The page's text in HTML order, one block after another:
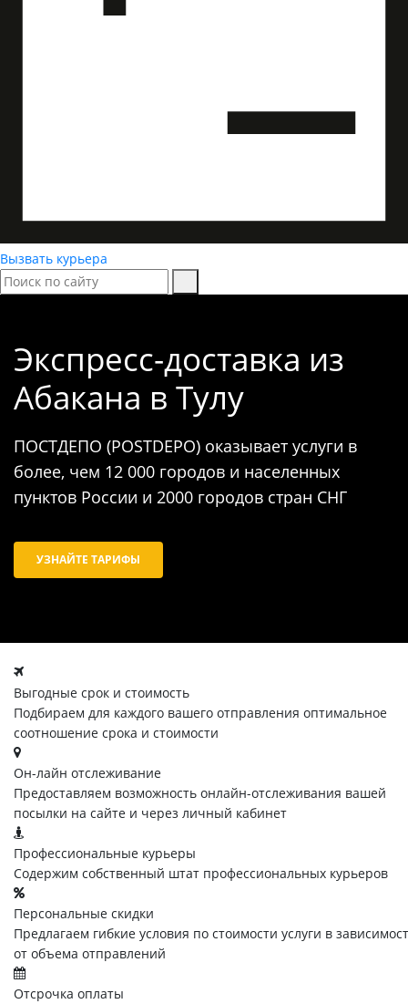
Вызвать курьера
Экспресс-доставка из
Абакана в Тулу
ПОСТДЕПО (POSTDEPO) оказывает услуги в
более, чем 12 000 городов и населенных
пунктов России и 2000 городов стран СНГ
УЗНАЙТЕ ТАРИФЫ
Выгодные срок и стоимость
Подбираем для каждого вашего отправления оптимальное
соотношение срока и стоимости
Он-лайн отслеживание
Предоставляем возможность онлайн-отслеживания вашей
посылки на сайте и через личный кабинет
Профессиональные курьеры
Содержим собственный штат профессиональных курьеров
Персональные скидки
Предлагаем гибкие условия по стоимости услуги в
от объема отправлений
Отсрочка оплаты